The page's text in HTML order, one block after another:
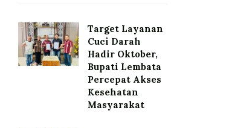
Target Layanan
Cuci Darah
Hadir Oktober,
Bupati Lembata
Percepat Akses
Kesehatan
Masyarakat